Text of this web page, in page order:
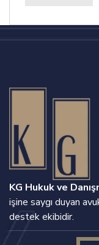
KG Hukuk ve
işine saygı duyan
destek ekibidir.